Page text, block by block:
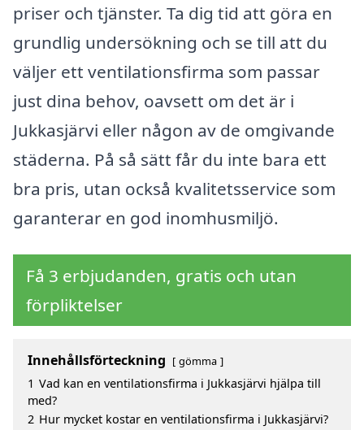
priser och tjänster. Ta dig tid att göra en
grundlig undersökning och se till att du
väljer ett ventilationsfirma som passar
just dina behov, oavsett om det är i
Jukkasjärvi eller någon av de omgivande
städerna. På så sätt får du inte bara ett
bra pris, utan också kvalitetsservice som
garanterar en god inomhusmiljö.
Få 3 erbjudanden, gratis och utan
förpliktelser
Innehållsförteckning gömma
1 Vad kan en ventilationsfirma i Jukkasjärvi hjälpa till
med?
2 Hur mycket kostar en ventilationsfirma i Jukkasjärvi?